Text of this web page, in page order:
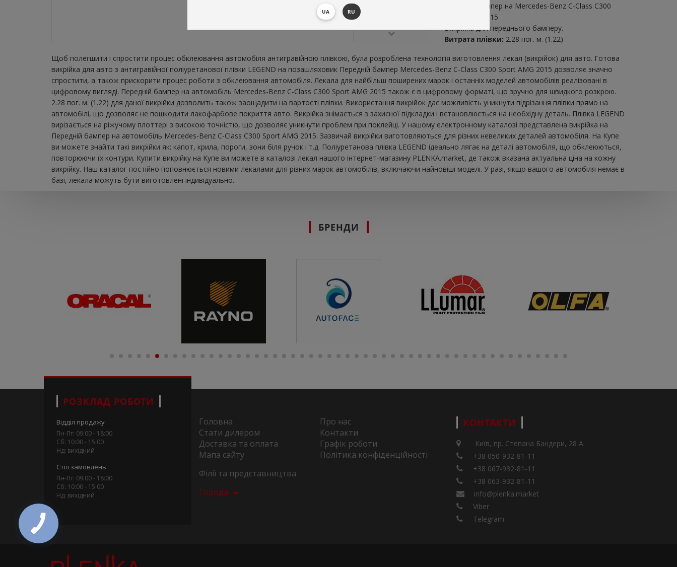
Передній бампер на Mercedes-Benz C-Class C300
Sport AMG 2015
Викрійка для переднього бамперу.
Витрата плівки: 2.28 пог. м. (1.22)
Щоб полегшити і спростити процес обклеювання автомобіля антигравійною плівкою, була розроблена технологія виготовлення лекал (викрійок) для авто. Готова
викрійка для авто з антигравійної поліуретанової плівки LEGEND на позашляховик Передній бампер Mercedes-Benz C-Class C300 Sport AMG 2015 дозволяє значно
спростити, а також прискорити процес роботи з обклеювання автомобіля. Лекала для найбільш поширених марок і останніх моделей автомобілів реалізовані в
цифровому вигляді. Передній бампер на автомобіль Mercedes-Benz C-Class C300 Sport AMG 2015 також є в цифровому форматі, що зручно для швидкого розкрою.
2.28 пог. м. (1.22) для даної викрійки дозволить також заощадити на вартості плівки. Використання викрійок дає можливість уникнути підрізання плівки прямо на
автомобілі, що дозволяє не пошкодити лакофарбове покриття авто. Викрійка знімається з захисної підкладки і встановлюється на необхідну деталь. Плівка LEGEND
вирізається на ріжучому плоттері з високою точністю, що дозволяє уникнути проблем при поклейці. У нашому електронному каталозі представлена ​​викрійка на
Передній бампер на автомобіль Mercedes-Benz C-Class C300 Sport AMG 2015. Зазвичай викрійки виготовляються для різних невеликих деталей автомобіля. На Купе
ви можете знайти такі викрійки як: капот, крила, пороги, зони біля ручок і т.д. Поліуретанова плівка LEGEND ідеально лягає на деталі автомобіля, що обклеюються,
повторюючи їх контури. Купити викрійку на Купе ви можете в каталозі лекал нашого інтернет-магазину PLENKA.market, де також вказана актуальна ціна на кожну
викрійку. Наш каталог постійно поповнюється новими лекалами для різних марок автомобілів, включаючи найновіші моделі. У разі, якщо вашого автомобіля немає в
базі, лекала можуть бути виготовлені індивідуально.
БРЕНДИ
РОЗКЛАД РОБОТИ
Відділ продажу
Пн-Пт: 09:00 - 18:00
Сб: 10:00 - 15:00
Нд: вихідний
Стіл замовлень
Пн-Пт: 09:00 - 18:00
Сб: 10:00 - 15:00
Нд: вихідний
Головна
Про нас
Стати дилером
Контакти
Доставка та оплата
Графік роботи
Мапа сайту
Політика конфіденційності
Філії та представництва
Города
КОНТАКТИ
Київ, пр. Степана Бандери, 28 А
+38 050-932-81-11
+38 067-932-81-11
+38 063-932-81-11
info@plenka.market
Viber
Telegram
UA RU